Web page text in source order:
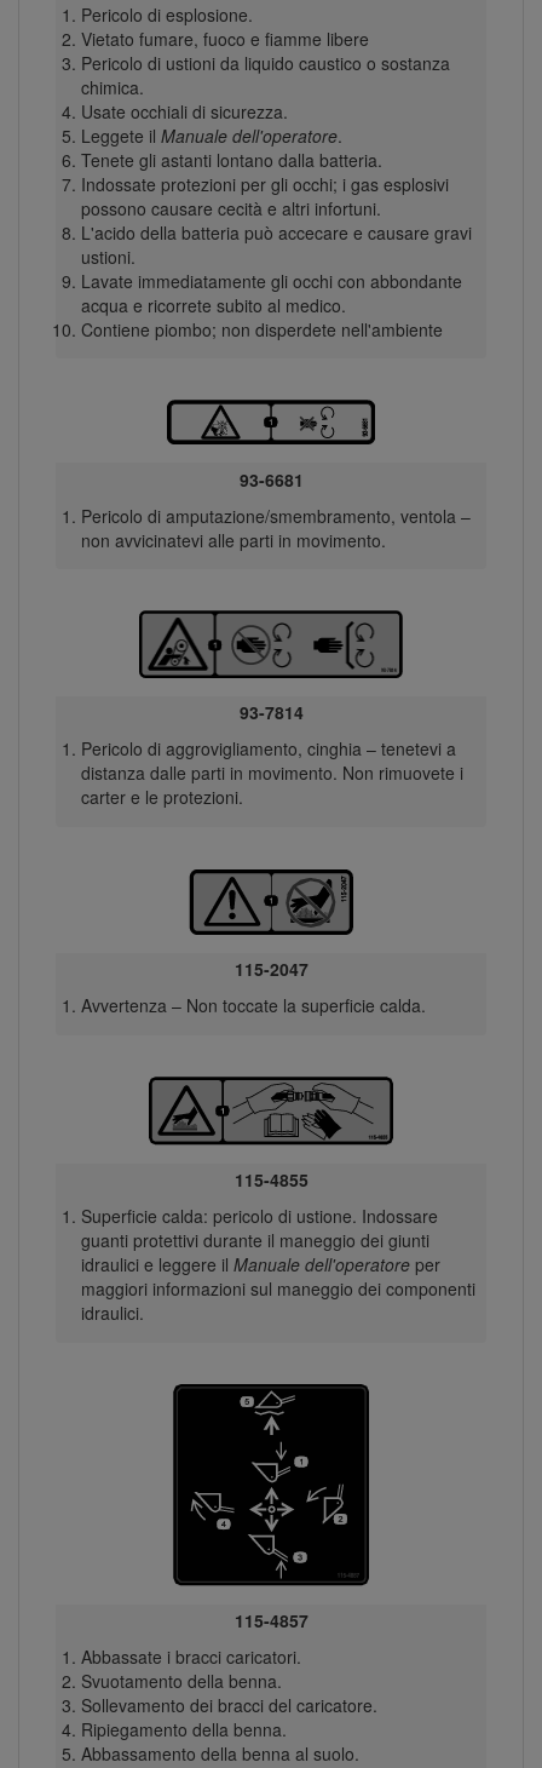
Pericolo di esplosione.
Vietato fumare, fuoco e fiamme libere
Pericolo di ustioni da liquido caustico o sostanza
chimica.
Usate occhiali di sicurezza.
Leggete il Manuale dell'operatore.
Tenete gli astanti lontano dalla batteria.
Indossate protezioni per gli occhi; i gas esplosivi
possono causare cecità e altri infortuni.
L'acido della batteria può accecare e causare gravi
ustioni.
Lavate immediatamente gli occhi con abbondante
acqua e ricorrete subito al medico.
Contiene piombo; non disperdete nell'ambiente
93-6681
Pericolo di amputazione/smembramento, ventola –
non avvicinatevi alle parti in movimento.
93-7814
Pericolo di aggrovigliamento, cinghia – tenetevi a
distanza dalle parti in movimento. Non rimuovete i
carter e le protezioni.
115-2047
Avvertenza – Non toccate la superficie calda.
115-4855
Superficie calda: pericolo di ustione. Indossare
guanti protettivi durante il maneggio dei giunti
idraulici e leggere il Manuale dell'operatoreper
maggiori informazioni sul maneggio dei componenti
idraulici.
115-4857
Abbassate i bracci caricatori.
Svuotamento della benna.
Sollevamento dei bracci del caricatore.
Ripiegamento della benna.
Abbassamento della benna al suolo.